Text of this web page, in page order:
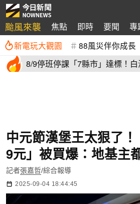
颱風來襲 焦點 即時 要聞 專
新電玩大觀園 88風災伴你成長
8/9停班停課「7縣市」達標！
中元節漢堡王太狠了
9元」被買爆：地基主
記者張嘉哲/綜合報導
2025-09-04 18:44:45